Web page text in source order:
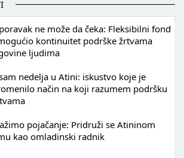
ne može da čeka: Fleksibilni fond
kontinuitet podrške žrtvama
ljudima
nedelja u Atini: iskustvo koje je
način na koji razumem podršku
pojačanje: Pridruži se Atininom
kao omladinski radnik